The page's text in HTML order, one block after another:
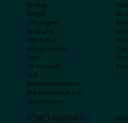
Bröllop
Ringar
Örhängen
Armband
Halsband
Hängsmycken
Herr
Till hemmet
Stål
Bokstavssmycken
Månadsstenar och
stjärntecken
Bli
FÖRETAGSINFO